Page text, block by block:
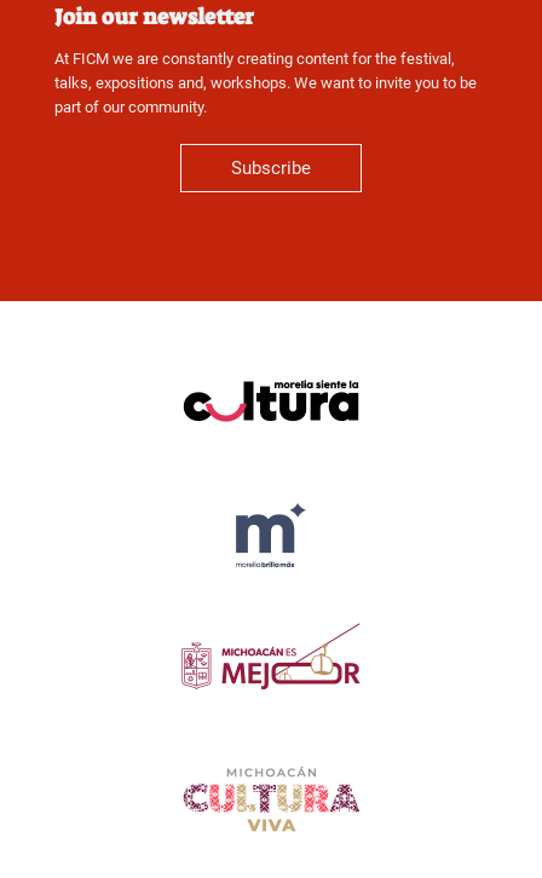
Join our newsletter
At FICM we are constantly creating content for the festival,
talks, expositions and, workshops. We want to invite you to be
part of our community.
Subscribe